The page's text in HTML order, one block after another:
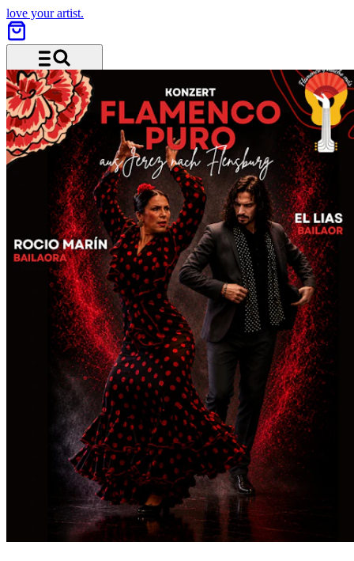
love your artist.
Menu and search